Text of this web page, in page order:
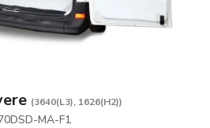
(3640(L3), 1626(H2))
MA-F1